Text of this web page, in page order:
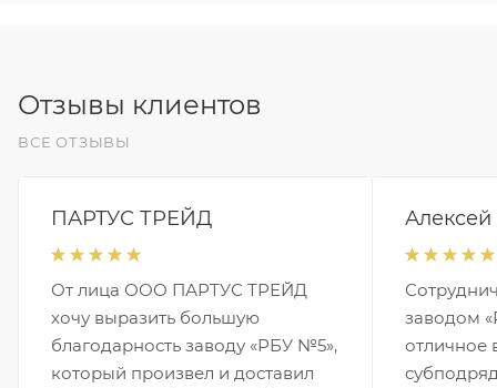
Отзывы клиентов
ВСЕ ОТЗЫВЫ
ПАРТУС ТРЕЙД
От лица ООО ПАРТУС ТРЕЙД
хочу выразить большую
благодарность заводу «РБУ №5»,
который произвел и доставил
заводом
отличное